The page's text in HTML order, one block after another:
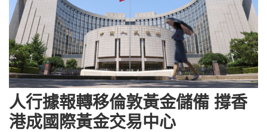
人行據報轉移倫敦黃金儲備 撐香
港成國際黃金交易中心